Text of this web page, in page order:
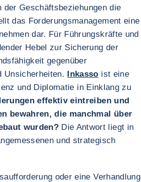
Geschäftsbeziehungen die
das Forderungsmanagement eine
dar. Für Führungskräfte und
Hebel zur Sicherung der
gegenüber
Unsicherheiten. Inkasso ist eine
und Diplomatie in Einklang zu
effektiv eintreiben und
bewahren, die manchmal über
wurden? Die Antwort liegt in
und strategisch
oder eine Verhandlung